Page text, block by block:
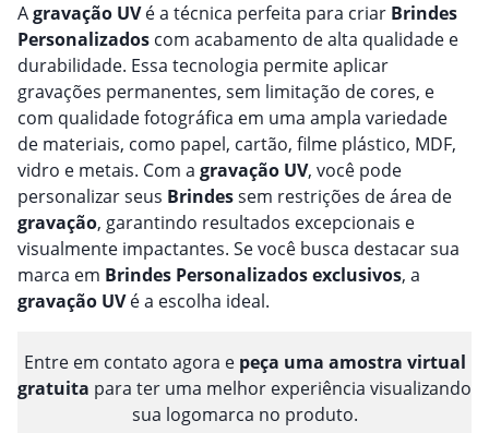
Agravação UVé a técnica perfeita para criar Brindes
Personalizados com acabamento de alta qualidade e
durabilidade. Essa tecnologia permite aplicar
gravações permanentes, sem limitação de cores, e
com qualidade fotográfica em uma ampla variedade
de materiais, como papel, cartão, filme plástico, MDF,
vidro e metais. Com a gravação UV, você pode
personalizar seus Brindessem restrições de área de
gravação, garantindo resultados excepcionais e
visualmente impactantes. Se você busca destacar sua
marca em Brindes Personalizadosexclusivos, a
gravação UVé a escolha ideal.
Entre em contato agora e peça uma amostra virtual
gratuita para ter uma melhor experiência visualizando
sua logomarca no produto.